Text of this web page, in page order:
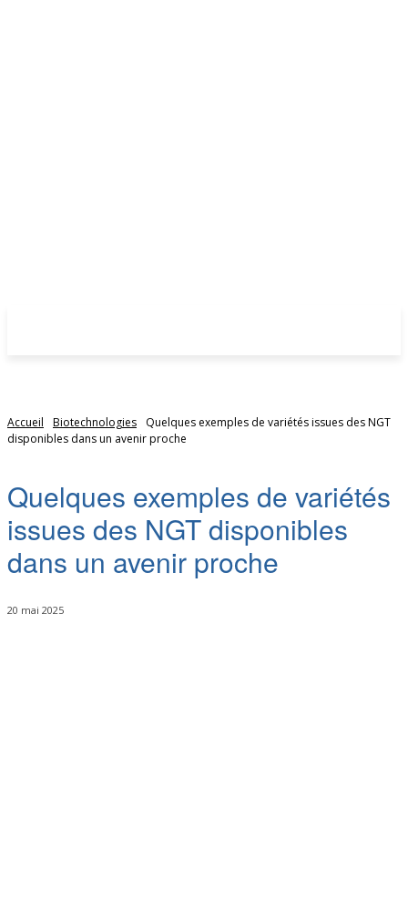
Accueil Biotechnologies
Quelques exemples de variétés issues des NGT
disponibles dans un avenir proche
Quelques exemples de variétés
issues des NGT disponibles
dans un avenir proche
20 mai 2025